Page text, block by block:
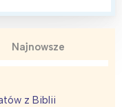
Najnowsze
z Biblii